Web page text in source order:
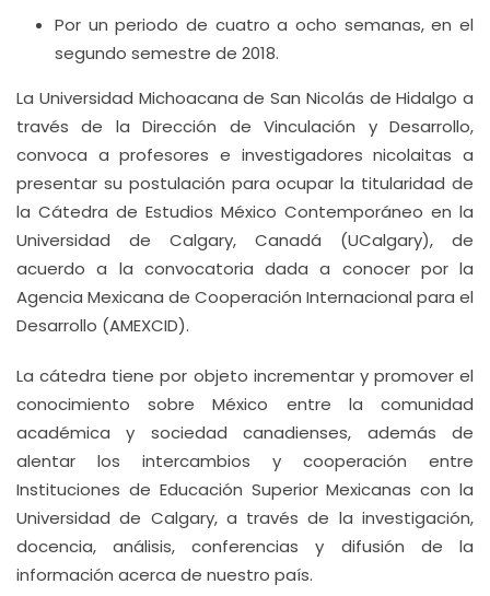
Por un periodo de cuatro a ocho semanas, en el
segundo semestre de 2018.
La Universidad Michoacana de San Nicolás de Hidalgo a
través de la Dirección de Vinculación y Desarrollo,
convoca a profesores e investigadores nicolaitas a
presentar su postulación para ocupar la titularidad de
la Cátedra de Estudios México Contemporáneo en la
Universidad de Calgary, Canadá (UCalgary), de
acuerdo a la convocatoria dada a conocer por la
Agencia Mexicana de Cooperación Internacional para el
Desarrollo (AMEXCID).
La cátedra tiene por objeto incrementar y promover el
conocimiento sobre México entre la comunidad
académica y sociedad canadienses, además de
alentar los intercambios y cooperación entre
Instituciones de Educación Superior Mexicanas con la
Universidad de Calgary, a través de la investigación,
docencia, análisis, conferencias y difusión de la
información acerca de nuestro país.